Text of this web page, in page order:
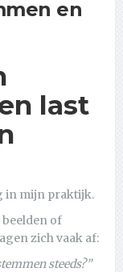
en
last
in mijn praktijk.
beelden of
zich vaak af:
steeds?”